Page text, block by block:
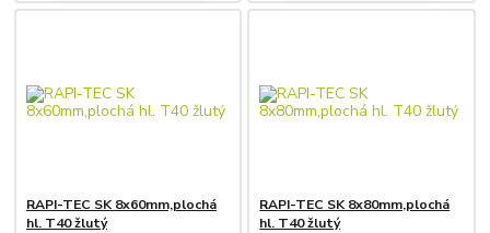
RAPI-TEC SK 8x60mm,plochá
hl. T40 žlutý
RAPI-TEC SK 8x80mm,plochá
hl. T40 žlutý